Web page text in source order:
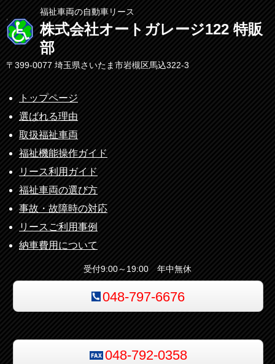
福祉車両の自動車リース
株式会社オートガレージ122 特販
部
〒399-0077 埼玉県さいたま市岩槻区馬込322-3
トップページ
選ばれる理由
取扱福祉車両
福祉機能操作ガイド
リース利用ガイド
福祉車両の選び方
事故・故障時の対応
リースご利用事例
納車費用について
受付9:00～19:00 年中無休
048-797-6676
048-792-0358